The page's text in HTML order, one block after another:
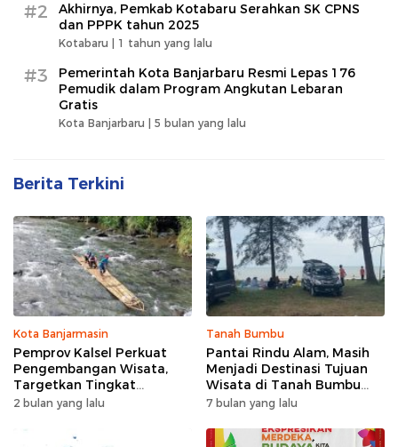
#2
Akhirnya, Pemkab Kotabaru Serahkan SK CPNS
dan PPPK tahun 2025
Kotabaru | 1 tahun yang lalu
#3
Pemerintah Kota Banjarbaru Resmi Lepas 176
Pemudik dalam Program Angkutan Lebaran
Gratis
Kota Banjarbaru | 5 bulan yang lalu
Berita Terkini
Kota Banjarmasin
Pemprov Kalsel Perkuat
Pengembangan Wisata,
Targetkan Tingkat
Kunjungan Naik 5 Persen di
2 bulan yang lalu
Tanah Bumbu
Pantai Rindu Alam, Masih
Menjadi Destinasi Tujuan
Wisata di Tanah Bumbu
dengan Rindangnya Pohon
7 bulan yang lalu